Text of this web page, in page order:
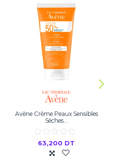
Avène Crème Peaux Sensibles
Sèches...
63,200 DT